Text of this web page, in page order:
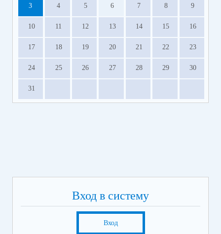
3 4 5 6 7 8 9
10 11 12 13 14 15 16
17 18 19 20 21 22 23
24 25 26 27 28 29 30
31
Вход в систему
Вход